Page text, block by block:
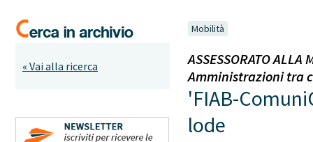
« Vai alla ricerca
Mobilità
ASSESSORATO
Amministrazioni tra
'FIAB-
lode